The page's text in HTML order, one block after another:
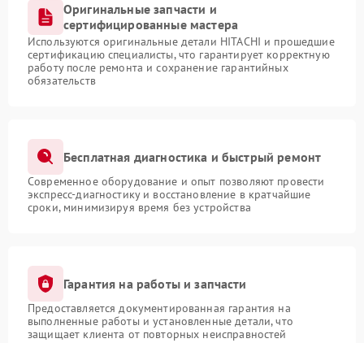
Оригинальные запчасти и
сертифицированные мастера
Используются оригинальные детали HITACHI и прошедшие
сертификацию специалисты, что гарантирует корректную
работу после ремонта и сохранение гарантийных
обязательств
Бесплатная диагностика и быстрый ремонт
Современное оборудование и опыт позволяют провести
экспресс-диагностику и восстановление в кратчайшие
сроки, минимизируя время без устройства
Гарантия на работы и запчасти
Предоставляется документированная гарантия на
выполненные работы и установленные детали, что
защищает клиента от повторных неисправностей